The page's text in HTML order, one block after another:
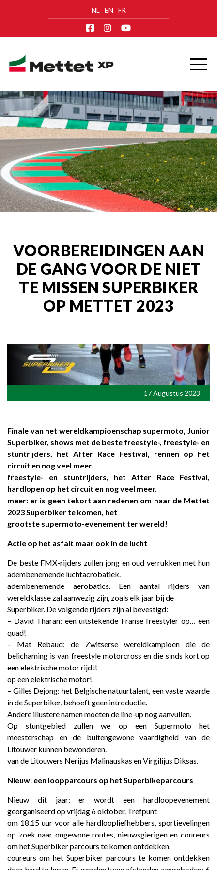
NL EN FR
VOORBEREIDINGEN AAN
DE GANG VOOR DE NIET
TE MISSEN SUPERBIKER
OP METTET 2023
17 Augustus 2023
Finale van het wereldkampioenschap supermoto, Junior
Superbiker, shows met de beste freestyle-, freestyle- en
stuntrijders, het After Race Festival, rennen op het
circuit en nog veel meer.
freestyle- en stuntrijders, het After Race Festival,
hardlopen op het circuit en nog veel meer.
meer: er is geen tekort aan redenen om naar de Mettet
2023 Superbiker te komen, het
grootste supermoto-evenement ter wereld!
Actie op het asfalt maar ook in de lucht
De beste FMX-rijders zullen jong en oud verrukken met hun
adembenemende luchtacrobatiek.
adembenemende aerobatics. Een aantal rijders van
wereldklasse zal aanwezig zijn, zoals elk jaar bij de
Superbiker. De volgende rijders zijn al bevestigd:
– David Tharan: een uitstekende Franse freestyler op… een
quad!
– Mat Rebaud: de Zwitserse wereldkampioen die de
belichaming is van freestyle motorcross en die sinds kort op
een elektrische motor rijdt!
op een elektrische motor!
– Gilles Dejong: het Belgische natuurtalent, een vaste waarde
in de Superbiker, behoeft geen introductie.
Andere illustere namen moeten de line-up nog aanvullen.
Op stuntgebied zullen we op een Supermoto het
meesterschap en de buitengewone vaardigheid van de
Litouwer kunnen bewonderen.
van de Litouwers Nerijus Malinauskas en Virgilijus Diksas.
Nieuw: een loopparcours op het Superbikeparcours
Nieuw dit jaar: er wordt een hardloopevenement
georganiseerd op vrijdag 6 oktober. Trefpunt
om 18.15 uur voor alle hardloopliefhebbers, sportievelingen
op zoek naar ongewone routes, nieuwsgierigen en coureurs
om het Superbiker parcours te komen ontdekken.
coureurs om het Superbiker parcours te komen ontdekken